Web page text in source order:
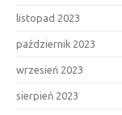
listopad 2023
październik 2023
wrzesień 2023
sierpień 2023